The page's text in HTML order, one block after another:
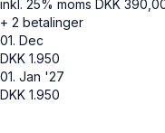
inkl. 25% moms DKK
+ 2 betalinger
01. Dec
DKK 1.950
01. Jan '27
DKK 1.950